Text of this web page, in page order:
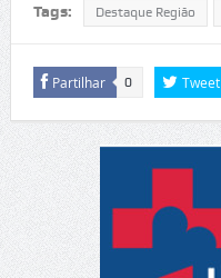
Tags: Destaque Região
Partilhar 0 Tweet